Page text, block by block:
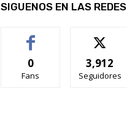
SIGUENOS EN LAS REDES
0
Fans
3,912
Seguidores